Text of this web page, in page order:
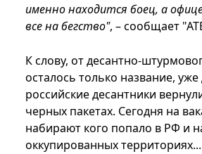
именно находится боец, а
все на бегство", – сообщает
К слову, от десантно-
осталось только название, уже
российские десантники
черных пакетах. Сегодня на
набирают кого попало в РФ и
оккупированных территориях...